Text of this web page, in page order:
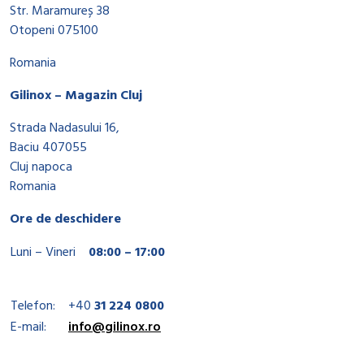
Str. Maramureș 38
Otopeni 075100
Romania
Gilinox – Magazin Cluj
Strada Nadasului 16,
Baciu 407055
Cluj napoca
Romania
Ore de deschidere
Luni – Vineri
08:00 – 17:00
Telefon: +4031 224 0800
E-mail:
info@gilinox.ro